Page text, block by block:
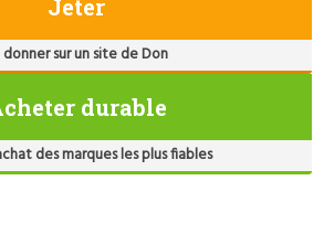
Jeter
donner sur un site de Don
durable
des marques les plus fiables